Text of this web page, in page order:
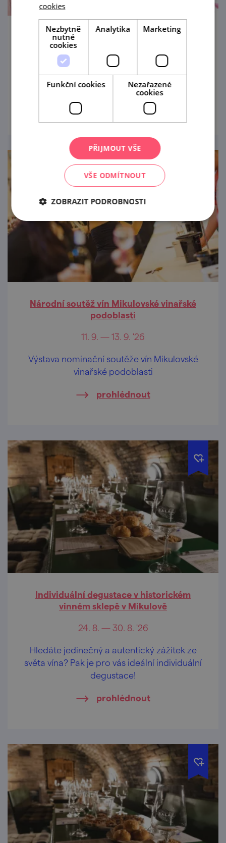
Výstava Odvrátená strana mesiaca
2. 7. — 1. 11. '26
Výstava v Horní synagoze v Mikulově
prohlédnout
Národní soutěž vín Mikulovské vinařské
podoblasti
11. 9. — 13. 9. '26
Výstava nominační soutěže vín Mikulovské
vinařské podoblasti
prohlédnout
Individuální degustace v historickém
vinném sklepě v Mikulově
24. 8. — 30. 8. '26
Hledáte jedinečný a autentický zážitek ze
světa vína? Pak je pro vás ideální individuální
degustace!
prohlédnout
cookies
Nezbytně
nutné
cookies
Analytika Marketing
Funkční cookies
Nezařazené
cookies
PŘIJMOUT VŠE
VŠE ODMÍTNOUT
ZOBRAZIT PODROBNOSTI